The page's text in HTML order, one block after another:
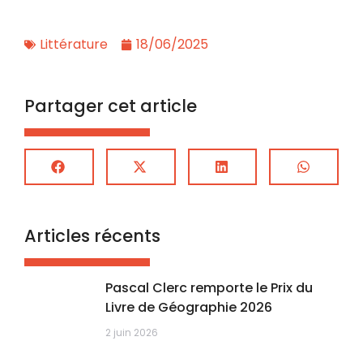
Littérature 18/06/2025
Partager cet article
Articles récents
Pascal Clerc remporte le Prix du
Livre de Géographie 2026
2 juin 2026